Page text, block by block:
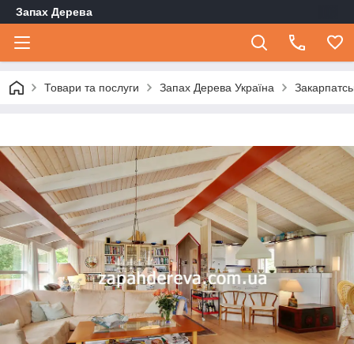
Запах Дерева
Товари та послуги Запах Дерева Україна